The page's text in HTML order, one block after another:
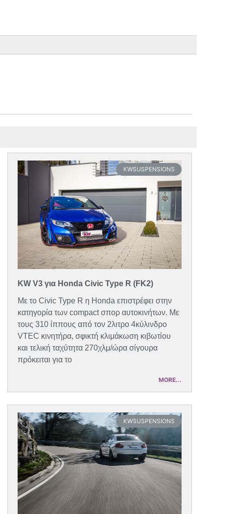
KWSUSPENSIONS
KW V3 για Honda Civic Type R (FK2)
Με το Civic Type R η Honda επιστρέφει στην
κατηγορία των compact σπορ αυτοκινήτων. Με
τους 310 ίππους από τον 2λιτρο 4κύλινδρο
VTEC κινητήρα, σφικτή κλιμάκωση κιβωτίου
και τελική ταχύτητα 270χλμ/ώρα σίγουρα
πρόκειται για το
MORE...
KWSUSPENSIONS